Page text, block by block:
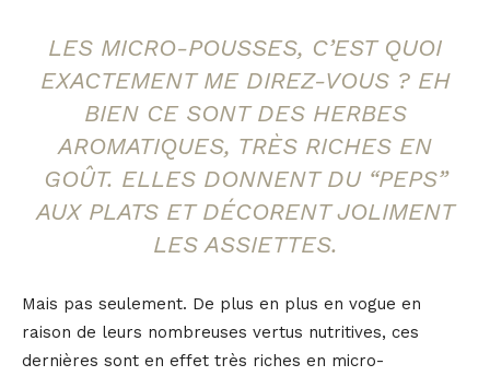
LES MICRO-POUSSES, C’EST QUOI
EXACTEMENT ME DIREZ-VOUS ? EH
BIEN CE SONT DES HERBES
AROMATIQUES, TRÈS RICHES EN
GOÛT. ELLES DONNENT DU “PEPS”
AUX PLATS ET DÉCORENT JOLIMENT
LES ASSIETTES.
Mais pas seulement. De plus en plus en vogue en
raison de leurs nombreuses vertus nutritives, ces
dernières sont en effet très riches en micro-